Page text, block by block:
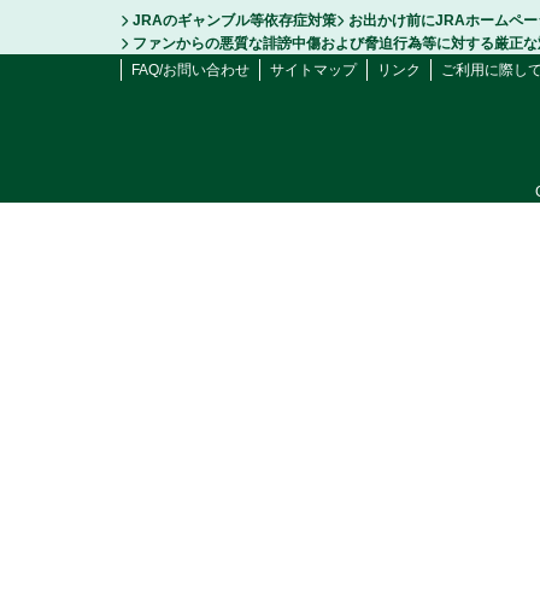
JRAのギャンブル等依存症対策
お出かけ前にJRAホームペ
ファンからの悪質な誹謗中傷および脅迫行為等に対する厳正
FAQ/お問い合わせ
サイトマップ リンク ご利用に際し